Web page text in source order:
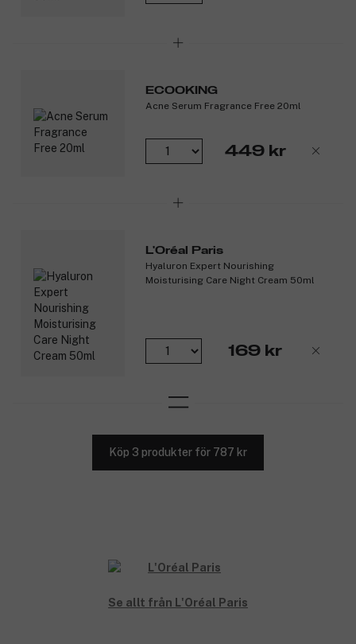
ECOOKING
Acne Serum Fragrance Free 20ml
449 kr
L'Oréal Paris
Hyaluron Expert Nourishing
Moisturising Care Night Cream 50ml
169 kr
Köp 3 produkter för 787 kr
Se allt från L'Oréal Paris